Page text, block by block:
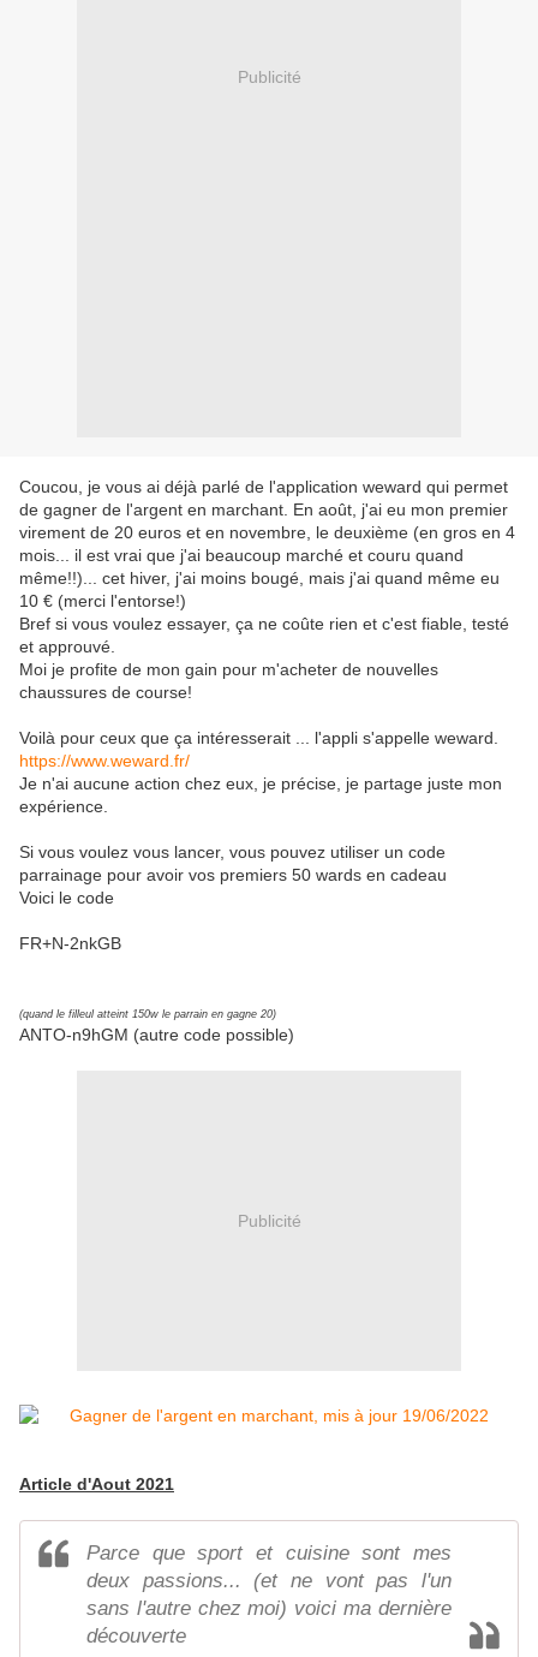
Publicité
Coucou, je vous ai déjà parlé de l'application weward qui permet
de gagner de l'argent en marchant. En août, j'ai eu mon premier
virement de 20 euros et en novembre, le deuxième (en gros en 4
mois... il est vrai que j'ai beaucoup marché et couru quand
même!!)... cet hiver, j'ai moins bougé, mais j'ai quand même eu
10 € (merci l'entorse!)
Bref si vous voulez essayer, ça ne coûte rien et c'est fiable, testé
et approuvé.
Moi je profite de mon gain pour m'acheter de nouvelles
chaussures de course!
Voilà pour ceux que ça intéresserait ... l'appli s'appelle weward.
https://www.weward.fr/
Je n'ai aucune action chez eux, je précise, je partage juste mon
expérience.
Si vous voulez vous lancer, vous pouvez utiliser un code
parrainage pour avoir vos premiers 50 wards en cadeau
Voici le code
FR+N-2nkGB
(quand le filleul atteint 150w le parrain en gagne 20)
ANTO-n9hGM (autre code possible)
Publicité
Article d'Aout 2021
Parce que sport et cuisine sont mes
deux passions... (et ne vont pas l'un
sans l'autre chez moi) voici ma dernière
découverte